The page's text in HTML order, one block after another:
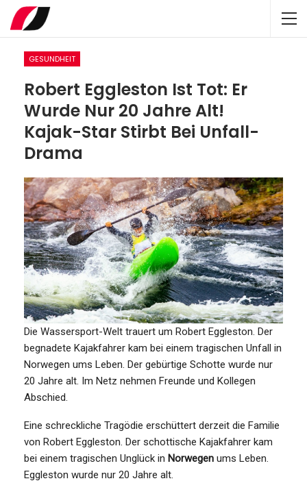
GESUNDHEIT
Robert Eggleston Ist Tot: Er
Wurde Nur 20 Jahre Alt!
Kajak-Star Stirbt Bei Unfall-
Drama
Die Wassersport-Welt trauert um Robert Eggleston. Der
begnadete Kajakfahrer kam bei einem tragischen Unfall in
Norwegen ums Leben. Der gebürtige Schotte wurde nur
20 Jahre alt. Im Netz nehmen Freunde und Kollegen
Abschied.
Eine schreckliche Tragödie erschüttert derzeit die Familie
von Robert Eggleston. Der schottische Kajakfahrer kam
bei einem tragischen Unglück in Norwegen ums Leben.
Eggleston wurde nur 20 Jahre alt.